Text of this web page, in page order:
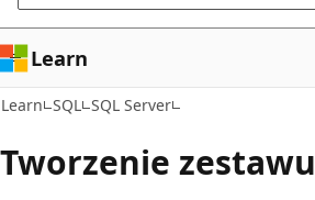
Learn
Learn SQL SQL Server
Tworzenie zestawu